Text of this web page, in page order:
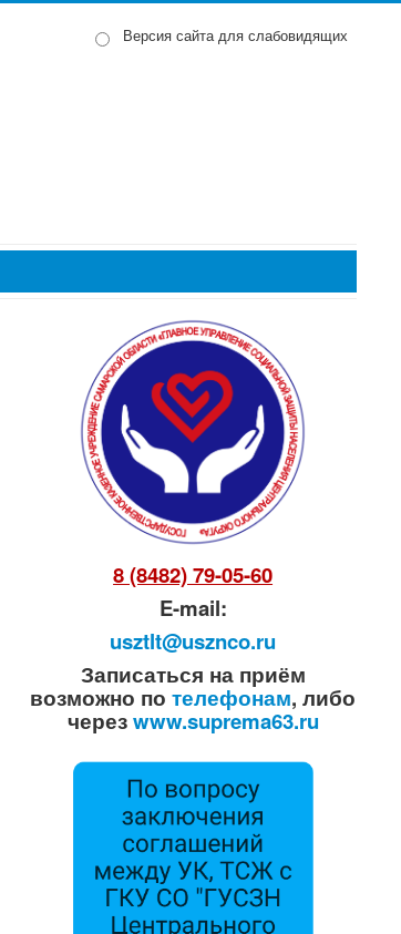
Версия сайта для слабовидящих
8 (8482) 79-05-60
E-mail:
usztlt@usznco.ru
Записаться на приём
возможно потелефонам, либо
черезwww.suprema63.ru